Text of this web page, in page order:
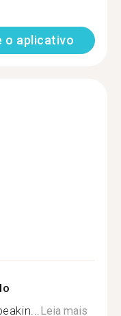
o aplicativo
Leia mais